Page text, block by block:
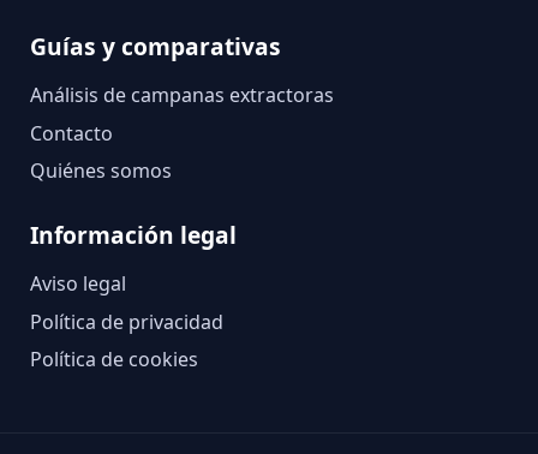
Guías y comparativas
Análisis de campanas extractoras
Contacto
Quiénes somos
Información legal
Aviso legal
Política de privacidad
Política de cookies